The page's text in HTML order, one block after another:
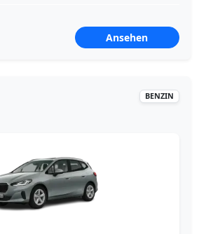
Ansehen
BENZIN